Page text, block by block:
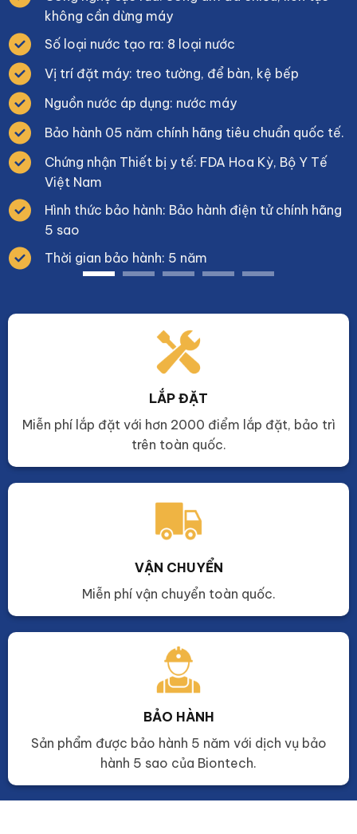
không cần dừng máy
Số loại nước tạo ra: 8 loại nước
Vị trí đặt máy: treo tường, để bàn, kệ bếp
Nguồn nước áp dụng: nước máy
Bảo hành 05 năm chính hãng tiêu chuẩn quốc tế.
Chứng nhận Thiết bị y tế: FDA Hoa Kỳ, Bộ Y Tế
Việt Nam
Hình thức bảo hành: Bảo hành điện tử chính hãng
5 sao
Thời gian bảo hành: 5 năm
LẮP ĐẶT
Miễn phí lắp đặt với hơn 2000 điểm lắp đặt, bảo trì
trên toàn quốc.
VẬN CHUYỂN
Miễn phí vận chuyển toàn quốc.
BẢO HÀNH
Sản phẩm được bảo hành 5 năm với dịch vụ bảo
hành 5 sao của Biontech.